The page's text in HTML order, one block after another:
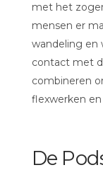
met het
mensen er
wandeling en
contact met
combineren
flexwerken
De